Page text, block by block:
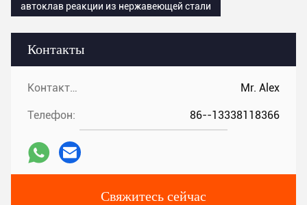
Контакты
Контакты: Mr. Alex
Телефон: 86--13338118366
Свяжитесь сейчас
автоклав реакции из нержавеющей стали